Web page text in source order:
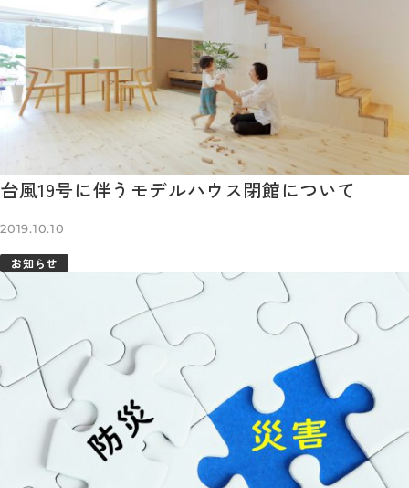
台風19号に伴うモデルハウス閉館について
2019.10.10
お知らせ